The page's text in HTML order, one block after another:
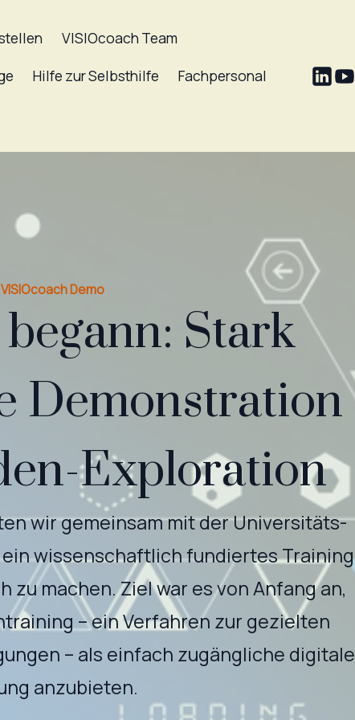
VISIOcoach Team
Hilfe zur Selbsthilfe
Fachpersonal
VISIOcoach Demo
Stark
Demonstration
Exploration
wir gemeinsam mit der Universitäts-
wissenschaftlich fundiertes Training
zu machen. Ziel war es von Anfang an,
– ein Verfahren zur gezielten
– als einfach zugängliche digitale
anzubieten.